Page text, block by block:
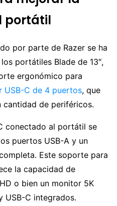
portátil
por parte de Razer se ha
portátiles Blade de 13″,
ergonómico para
USB-C de 4 puertos, que
cantidad de periféricos.
conectado al portátil se
puertos USB-A y un
Este soporte para
la capacidad de
o bien un monitor 5K
USB-C integrados.